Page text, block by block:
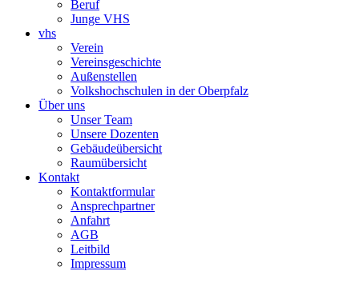
Beruf
Junge VHS
vhs
Verein
Vereinsgeschichte
Außenstellen
Volkshochschulen in der Oberpfalz
Über uns
Unser Team
Unsere Dozenten
Gebäudeübersicht
Raumübersicht
Kontakt
Kontaktformular
Ansprechpartner
Anfahrt
AGB
Leitbild
Impressum